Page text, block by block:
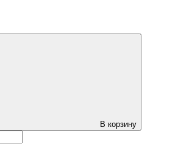
В корзину